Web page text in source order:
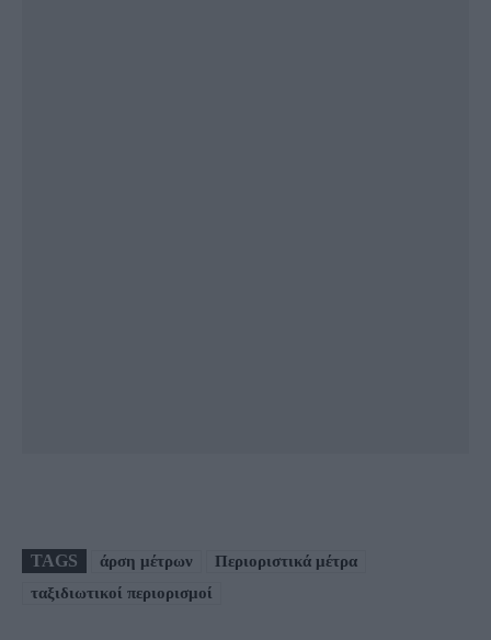
TAGS άρση μέτρων
Περιοριστικά μέτρα
ταξιδιωτικοί περιορισμοί